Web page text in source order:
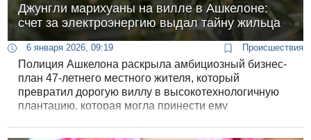
Джунгли марихуаны на вилле в Ашкелоне:
счет за электроэнергию выдал тайну жильца
6 января 2026, 09:19 Происшествия
Полиция Ашкелона раскрыла амбициозный бизнес-
план 47-летнего местного жителя, который
превратил дорогую виллу в высокотехнологичную
плантацию, которая могла принести ему